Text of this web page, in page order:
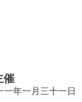
催
一年一月三十一日